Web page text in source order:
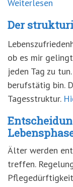
Weiterlesen
Der
ob es mir
jeden Tag zu
berufstätig bin.
Tagesstruktur.
Älter werden
treffen.